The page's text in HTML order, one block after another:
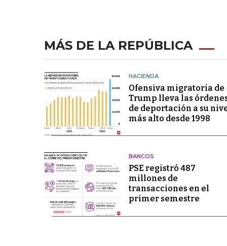
MÁS DE LA REPÚBLICA
HACIENDA
Ofensiva migratoria de
Trump lleva las
de deportación a su
más alto desde 1998
BANCOS
PSE registró 487
millones de
transacciones en el
primer semestre